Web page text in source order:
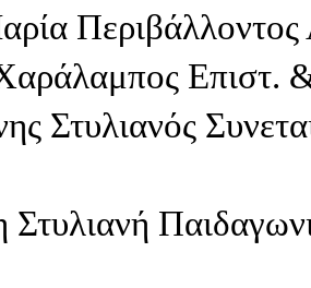
Περιβάλλοντος
Επιστ.
Στυλιανός